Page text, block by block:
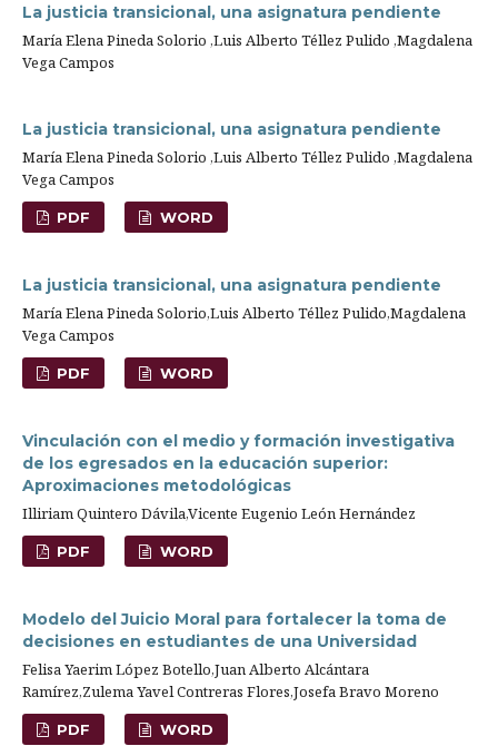
La justicia transicional, una asignatura pendiente
María Elena Pineda Solorio ,Luis Alberto Téllez Pulido ,Magdalena
Vega Campos
La justicia transicional, una asignatura pendiente
María Elena Pineda Solorio ,Luis Alberto Téllez Pulido ,Magdalena
Vega Campos
PDF WORD
La justicia transicional, una asignatura pendiente
María Elena Pineda Solorio,Luis Alberto Téllez Pulido,Magdalena
Vega Campos
PDF WORD
Vinculación con el medio y formación investigativa
de los egresados en la educación superior:
Aproximaciones metodológicas
Illiriam Quintero Dávila,Vicente Eugenio León Hernández
PDF WORD
Modelo del Juicio Moral para fortalecer la toma de
decisiones en estudiantes de una Universidad
Felisa Yaerim López Botello,Juan Alberto Alcántara
Ramírez,Zulema Yavel Contreras Flores,Josefa Bravo Moreno
PDF WORD